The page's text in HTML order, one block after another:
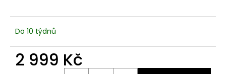
Do 10 týdnů
2 999 Kč
D
o
p